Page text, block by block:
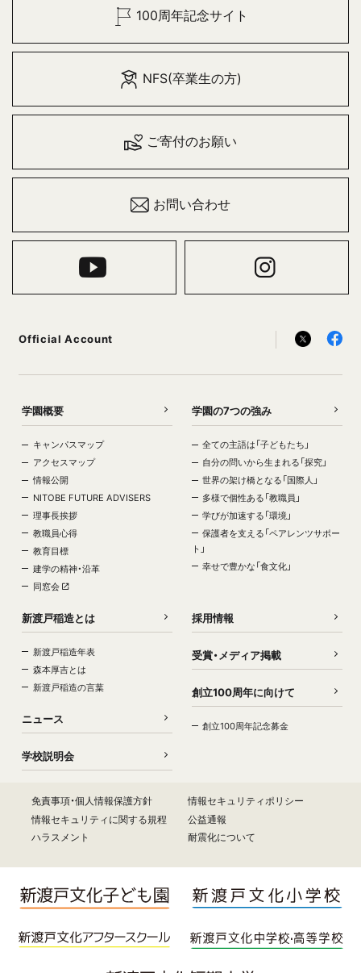
100周年記念サイト
NFS(卒業生の方)
ご寄付のお願い
お問い合わせ
Official Account
学園概要
キャンパスマップ
アクセスマップ
情報公開
NITOBE FUTURE ADVISERS
理事長挨拶
教職員心得
教育目標
建学の精神・沿革
同窓会
学園の7つの強み
全ての主語は「子どもたち」
自分の問いから生まれる「探究」
世界の架け橋となる「国際人」
多様で個性ある「教職員」
学びが加速する「環境」
保護者を支える「ペアレンツサポー
ト」
幸せで豊かな「食文化」
新渡戸稲造とは
新渡戸稲造年表
森本厚吉とは
新渡戸稲造の言葉
ニュース
学校説明会
採用情報
受賞・メディア掲載
創立100周年に向けて
創立100周年記念募金
免責事項・個人情報保護方針
情報セキュリティポリシー
情報セキュリティに関する規程
公益通報
ハラスメント
耐震化について